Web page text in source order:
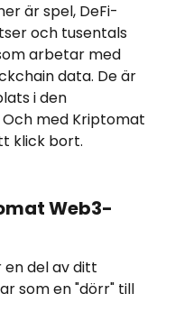
är spel, DeFi-
och tusentals
arbetar med
data. De är
i den
med Kriptomat
klick bort.
Web3-
del av ditt
som en "dörr" till